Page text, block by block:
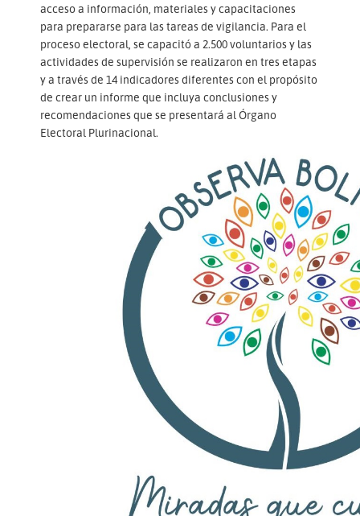
acceso a información, materiales y capacitaciones
para prepararse para las tareas de vigilancia. Para el
proceso electoral, se capacitó a 2.500 voluntarios y las
actividades de supervisión se realizaron en tres etapas
y a través de 14 indicadores diferentes con el propósito
de crear un informe que incluya conclusiones y
recomendaciones que se presentará al Órgano
Electoral Plurinacional.